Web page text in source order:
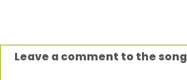
Leave a comment to the song